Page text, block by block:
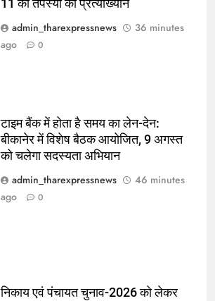
11 की तपस्या का प्रत्याख्यान
admin_tharexpressnews
36 minutes
ago
0
टाइम बैंक में होता है समय का लेन-देन:
बीकानेर में विशेष बैठक आयोजित, 9 अगस्त
को चलेगा सदस्यता अभियान
admin_tharexpressnews
46 minutes
ago
0
निकाय एवं पंचायत चुनाव-2026 को लेकर